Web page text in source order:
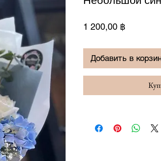
1 200,00 ฿Цена
Добавить в